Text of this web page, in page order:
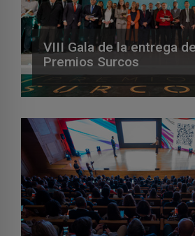
VIII Gala de la entrega
Premios Surcos